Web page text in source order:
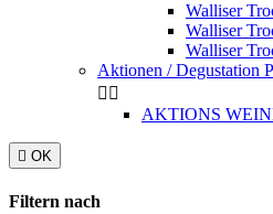
Walliser
Walliser
Walliser
Aktionen / Degustation
 
AKTIONS
 OK
Filtern nach